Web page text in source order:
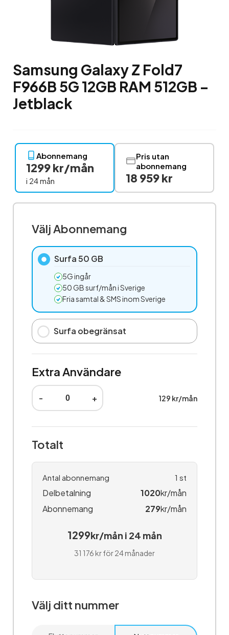
Samsung Galaxy Z Fold7
F966B 5G 12GB RAM 512GB –
Jetblack
Abonnemang
1299 kr/mån
i 24 mån
Pris utan
abonnemang
18 959 kr
Välj Abonnemang
Surfa 50 GB
5G ingår
50 GB surf/mån i Sverige
Fria samtal & SMS inom Sverige
Surfa obegränsat
Extra Användare
- + 129 kr/mån
Totalt
Antal abonnemang 1 st
Delbetalning 1020kr/mån
Abonnemang
279kr/mån
1299kr/mån i 24 mån
31 176 kr för 24 månader
Välj ditt nummer